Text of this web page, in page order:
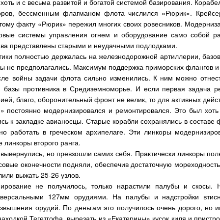
бессменным флагманом флота числился «Рюрик».
факту «Рюрик» пережил многих своих ровесников.
системы управления огнем и оборудование само собой
представлены старыми и неудачными подлодками.
полностью держалась на железнодорожной артиллерии,
не предполагались. Максимум поддержка приморских флангов и
войны задачи флота сильно изменились. К ним можно
противника в Средиземноморье. И если первая задача
благо, оборонительный фронт не велик, то для активных
постоянно модернизировался и ремонтировался. Это был
к закладке авианосцы. Старые корабли сохранялись в
работать в греческом архипелаге. Эти линкоры
второго ранга.
но превзошли самих себя. Практически линкоры
оконечности подняли, обеспечив достаточную
выжать 25-26 узлов.
не получилось, только нарастили палубы и
127мм орудиями. На палубы и надстройки
орудий. По деньгам это получилось очень дорого,
Тегетгофа, вырезать из «Екатерины» кусок киля и